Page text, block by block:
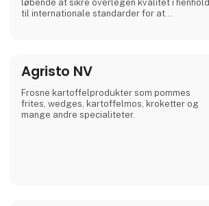
løbende at sikre overlegen kvalitet i henhold
til internationale standarder for at
familiegården. Vores olivenfarm, beliggende
højt i de nordlige tunesiske bakker, nyder et
mikroklima, der giver en unik rigdom til vores
olivenolie, der er rigeligt af anti
Agristo NV
Frosne kartoffelprodukter som pommes
frites, wedges, kartoffelmos, kroketter og
mange andre specialiteter.